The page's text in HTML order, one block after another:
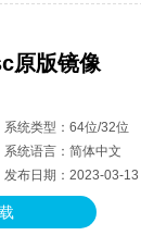
原版镜像
系统类型：64位/32位
系统语言：简体中文
发布日期：2023-03-13